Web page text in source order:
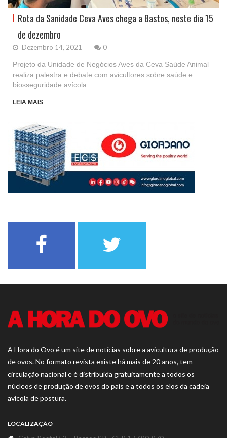
Rota da Sanidade Ceva Aves chega a Bastos, neste dia 15
de dezembro
Dezembro 14, 2021 0
Projeto da Unidade de Negócios Aves da Ceva Saúde Animal
realiza palestra e debate com avicultores sobre saúde e
biosseguridade avícola.
LEIA MAIS
A Hora do Ovo é um site de notícias sobre a avicultura de produção
de ovos. No formato revista existe há mais de 20 anos, tem
circulação nacional e é distribuída gratuitamente a todos os
núcleos de produção de ovos do país e a todos os elos da cadeia
avícola de postura.
LOCALIZAÇÃO